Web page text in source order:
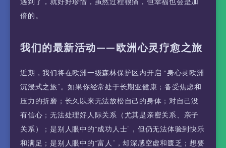
倍的。
我们的最新活动——欧洲心灵疗愈之旅
近期，我们将在欧洲一级森林保护区内开启 “身心灵欧洲
沉浸式之旅”。如果你经常处于长期亚健康；备受焦虑和
压力的折磨；长久以来无法放松自己的身体；对自己没
有信心；无法处理好人际关系（尤其是亲密关系、亲子
关系）；是别人眼中的“成功人士”，但仍无法体验到快乐
和满足；是别人眼中的“富人”，却深感空虚和匮乏；想要